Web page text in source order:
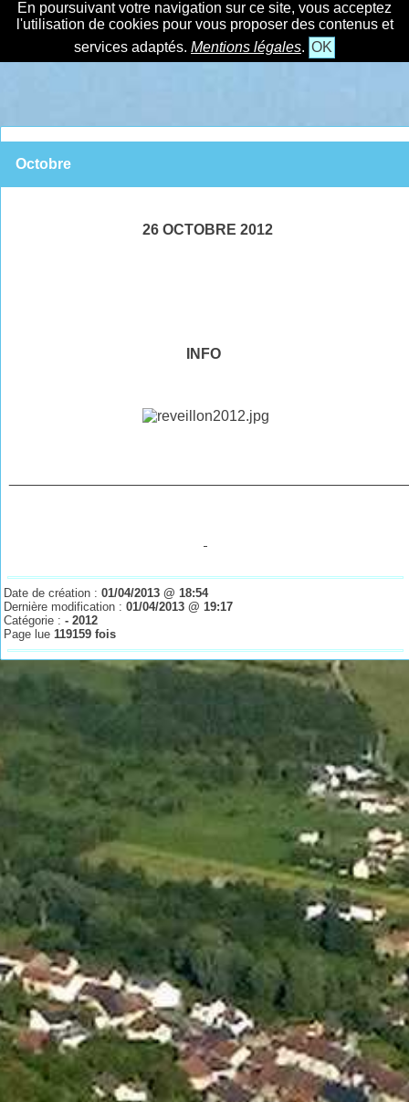
En poursuivant votre navigation sur ce site, vous acceptez
l'utilisation de cookies pour vous proposer des contenus et
services adaptés. Mentions légales. OK
Octobre
26 OCTOBRE 2012
INFO
Date de création :01/04/2013 @ 18:54
Dernière modification :01/04/2013 @ 19:17
Catégorie :- 2012
Page lue119159 fois